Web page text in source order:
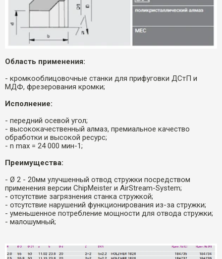
Область применения:
- кромкооблицовочные станки для прифуговки ДСтП и
МДФ, фрезерования кромки;
Исполнение:
- передний осевой угол;
- высококачественный алмаз, премиальное качество
обработки и высокой ресурс;
- n max = 24 000 мин-1;
Преимущества:
- Ø 2 - 20мм улучшенный отвод стружки посредством
применения версии ChipMeister и AirStream-System;
- отсутствие загрязнения станка стружкой;
- отсутствие нарушений функционирования из-за стружки;
- уменьшенное потребление мощности для отвода стружки;
- малошумный;